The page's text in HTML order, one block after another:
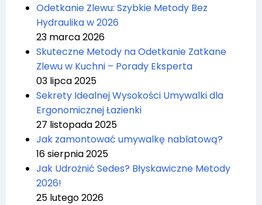
Odetkanie Zlewu: Szybkie Metody Bez
Hydraulika w 2026
23 marca 2026
Skuteczne Metody na Odetkanie Zatkane
Zlewu w Kuchni – Porady Eksperta
03 lipca 2025
Sekrety Idealnej Wysokości Umywalki dla
Ergonomicznej Łazienki
27 listopada 2025
Jak zamontować umywalkę nablatową?
16 sierpnia 2025
Jak Udrożnić Sedes? Błyskawiczne Metody
2026!
25 lutego 2026